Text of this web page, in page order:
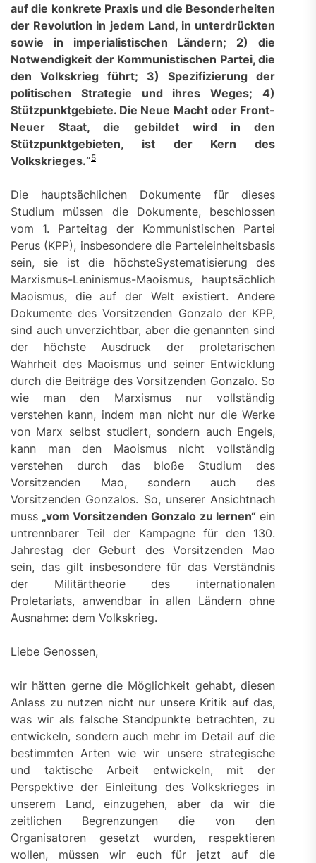
auf die konkrete Praxis und die Besonderheiten
der Revolution in jedem Land, in unterdrückten
sowie in imperialistischen Ländern; 2) die
Notwendigkeit der Kommunistischen Partei, die
den Volkskrieg führt; 3) Spezifizierung der
politischen Strategie und ihres Weges; 4)
Stützpunktgebiete. Die Neue Macht oder Front-
Neuer Staat, die gebildet wird in den
Stützpunktgebieten, ist der Kern des
Volkskrieges.“5
Die hauptsächlichen Dokumente für dieses
Studium müssen die Dokumente, beschlossen
vom 1. Parteitag der Kommunistischen Partei
Perus (KPP), insbesondere die Parteieinheitsbasis
sein, sie ist die höchsteSystematisierung des
Marxismus-Leninismus-Maoismus, hauptsächlich
Maoismus, die auf der Welt existiert. Andere
Dokumente des Vorsitzenden Gonzalo der KPP,
sind auch unverzichtbar, aber die genannten sind
der höchste Ausdruck der proletarischen
Wahrheit des Maoismus und seiner Entwicklung
durch die Beiträge des Vorsitzenden Gonzalo. So
wie man den Marxismus nur vollständig
verstehen kann, indem man nicht nur die Werke
von Marx selbst studiert, sondern auch Engels,
kann man den Maoismus nicht vollständig
verstehen durch das bloße Studium des
Vorsitzenden Mao, sondern auch des
Vorsitzenden Gonzalos. So, unserer Ansichtnach
muss „vom Vorsitzenden Gonzalo zu lernen“ein
untrennbarer Teil der Kampagne für den 130.
Jahrestag der Geburt des Vorsitzenden Mao
sein, das gilt insbesondere für das Verständnis
der Militärtheorie des internationalen
Proletariats, anwendbar in allen Ländern ohne
Ausnahme: dem Volkskrieg.
Liebe Genossen,
wir hätten gerne die Möglichkeit gehabt, diesen
Anlass zu nutzen nicht nur unsere Kritik auf das,
was wir als falsche Standpunkte betrachten, zu
entwickeln, sondern auch mehr im Detail auf die
bestimmten Arten wie wir unsere strategische
und taktische Arbeit entwickeln, mit der
Perspektive der Einleitung des Volkskrieges in
unserem Land, einzugehen, aber da wir die
zeitlichen Begrenzungen die von den
Organisatoren gesetzt wurden, respektieren
wollen, müssen wir euch für jetzt auf die